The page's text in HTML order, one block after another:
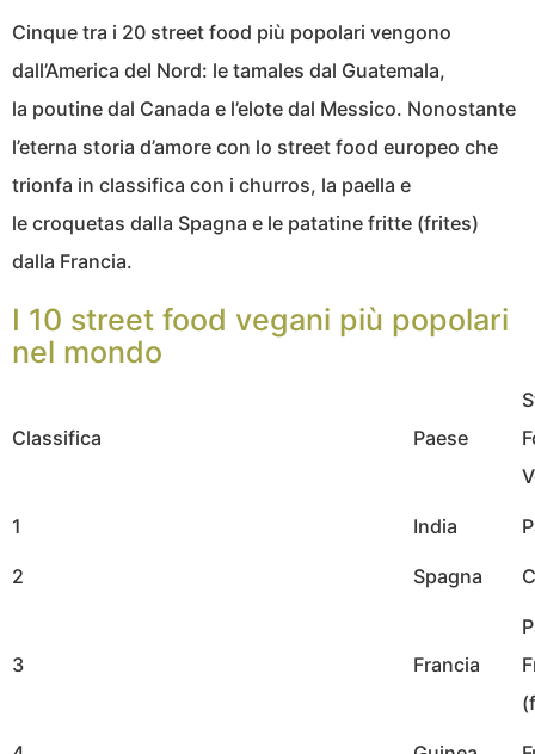
Cinque tra i 20 street food più popolari vengono
dall’America del Nord: le tamales dal Guatemala,
la poutine dal Canada e l’elote dal Messico. Nonostante
l’eterna storia d’amore con lo street food europeo che
trionfa in classifica con i churros, la paella e
le croquetas dalla Spagna e le patatine fritte (frites)
dalla Francia.
I 10 street food vegani più popolari
nel mondo
Classifica Paese
1 India
2 Spagna
3 Francia